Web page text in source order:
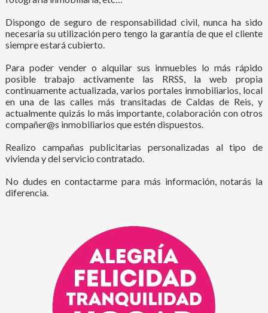
Dispongo de seguro de responsabilidad civil, nunca ha sido
necesaria su utilización pero tengo la garantía de que el cliente
siempre estará cubierto.
Para poder vender o alquilar sus inmuebles lo más rápido
posible trabajo activamente las RRSS, la web propia
continuamente actualizada, varios portales inmobiliarios, local
en una de las calles más transitadas de Caldas de Reis, y
actualmente quizás lo más importante, colaboración con otros
compañer@s inmobiliarios que estén dispuestos.
Realizo campañas publicitarias personalizadas al tipo de
vivienda y del servicio contratado.
No dudes en contactarme para más información, notarás la
diferencia.